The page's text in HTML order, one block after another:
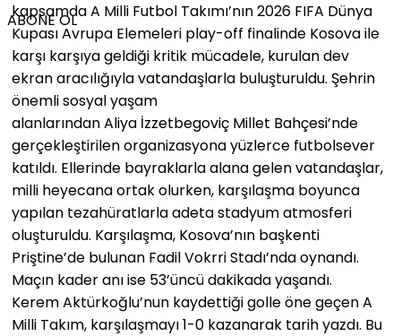
ABONE OL
kapsamda A Milli Futbol Takımı’nın 2026 FIFA Dünya
Kupası Avrupa Elemeleri play-off finalinde Kosova ile
karşı karşıya geldiği kritik mücadele, kurulan dev
ekran aracılığıyla vatandaşlarla buluşturuldu. Şehrin
önemli sosyal yaşam
alanlarından Aliya İzzetbegoviç Millet Bahçesi’nde
gerçekleştirilen organizasyona yüzlerce futbolsever
katıldı. Ellerinde bayraklarla alana gelen vatandaşlar,
milli heyecana ortak olurken, karşılaşma boyunca
yapılan tezahüratlarla adeta stadyum atmosferi
oluşturuldu. Karşılaşma, Kosova’nın başkenti
Priştine’de bulunan Fadil Vokrri Stadı’nda oynandı.
Maçın kader anı ise 53’üncü dakikada yaşandı.
Kerem Aktürkoğlu’nun kaydettiği golle öne geçen A
Milli Takım, karşılaşmayı 1-0 kazanarak tarih yazdı. Bu